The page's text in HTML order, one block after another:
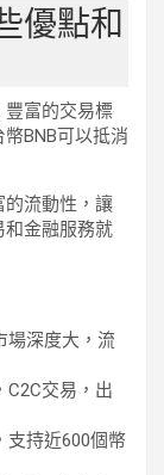
優點和
豐富的交易標
BNB可以抵消
的流動性，讓
和金融服務就
場深度大，流
C2C交易，出
支持近600個幣